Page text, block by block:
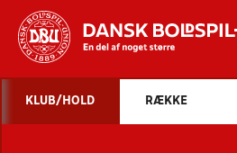
KLUB/HOLD RÆKKE